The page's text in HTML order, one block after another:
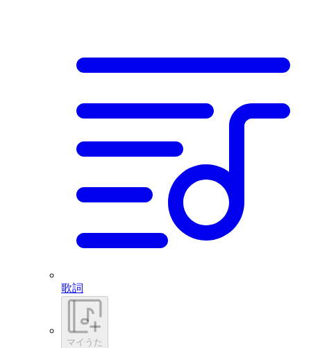
歌詞
マイうた